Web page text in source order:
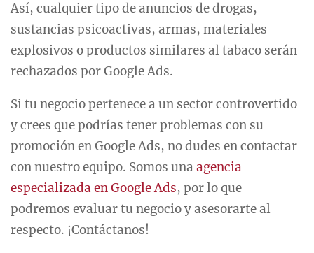
Así, cualquier tipo de anuncios de drogas,
sustancias psicoactivas, armas, materiales
explosivos o productos similares al tabaco serán
rechazados por Google Ads.
Si tu negocio pertenece a un sector controvertido
y crees que podrías tener problemas con su
promoción en Google Ads, no dudes en contactar
con nuestro equipo. Somos una agencia
especializada en Google Ads, por lo que
podremos evaluar tu negocio y asesorarte al
respecto. ¡Contáctanos!